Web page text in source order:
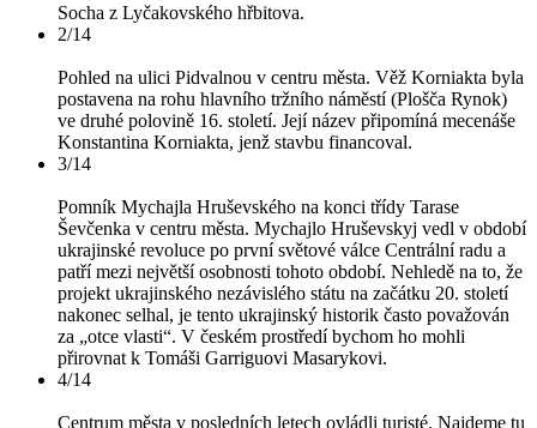
Socha z Lyčakovského hřbitova.
2/14
Pohled na ulici Pidvalnou v centru města. Věž Korniakta byla
postavena na rohu hlavního tržního náměstí (Plošča Rynok)
ve druhé polovině 16. století. Její název připomíná mecenáše
Konstantina Korniakta, jenž stavbu financoval.
3/14
Pomník Mychajla Hruševského na konci třídy Tarase
Ševčenka v centru města. Mychajlo Hruševskyj vedl v období
ukrajinské revoluce po první světové válce Centrální radu a
patří mezi největší osobnosti tohoto období. Nehledě na to, že
projekt ukrajinského nezávislého státu na začátku 20. století
nakonec selhal, je tento ukrajinský historik často považován
za „otce vlasti“. V českém prostředí bychom ho mohli
přirovnat k Tomáši Garriguovi Masarykovi.
4/14
Centrum města v posledních letech ovládli turisté. Najdeme tu